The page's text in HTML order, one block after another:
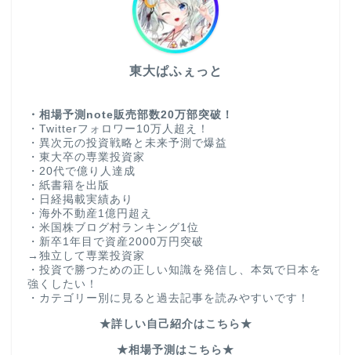
東大ぱふぇっと
・相場予測note販売部数20万部突破！
・Twitterフォロワー10万人超え！
・異次元の投資戦略と未来予測で爆益
・東大卒の専業投資家
・20代で億り人達成
・紙書籍を出版
・日経掲載実績あり
・海外不動産1億円超え
・米国株ブログ村ランキング1位
・新卒1年目で資産2000万円突破
→独立して専業投資家
・投資で勝つための正しい知識を発信し、本気で日本を
強くしたい！
・カテゴリー別に見ると過去記事を読みやすいです！
★詳しい自己紹介はこちら★
★相場予測はこちら★